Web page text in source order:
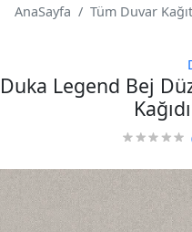
AnaSayfa Tüm Duvar
Duka Legend Bej